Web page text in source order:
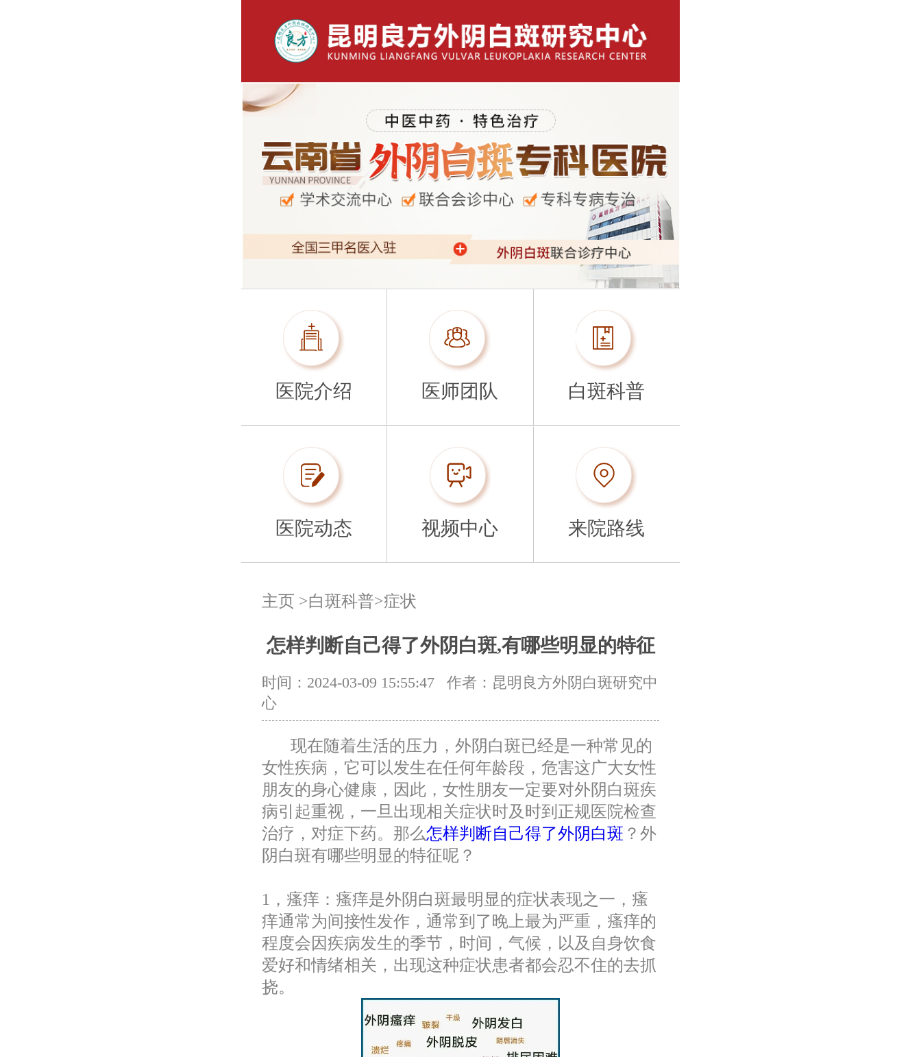
医院介绍 医师团队 白斑科普
医院动态 视频中心 来院路线
主页 >白斑科普>症状
怎样判断自己得了外阴白斑,有哪些明显的特征
时间：2024-03-09 15:55:47
作者：昆明良方外阴白斑研究中
心
现在随着生活的压力，外阴白斑已经是一种常见的
女性疾病，它可以发生在任何年龄段，危害这广大女性
朋友的身心健康，因此，女性朋友一定要对外阴白斑疾
病引起重视，一旦出现相关症状时及时到正规医院检查
治疗，对症下药。那么怎样判断自己得了外阴白斑 ？外
阴白斑有哪些明显的特征呢？
1，瘙痒：瘙痒是外阴白斑最明显的症状表现之一，瘙
痒通常为间接性发作，通常到了晚上最为严重，瘙痒的
程度会因疾病发生的季节，时间，气候，以及自身饮食
爱好和情绪相关，出现这种症状患者都会忍不住的去抓
挠。